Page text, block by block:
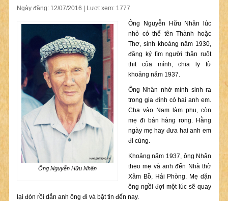
Ngày đăng: 12/07/2016 | Lượt xem: 1777
Ông Nguyễn Hữu Nhân
Ông Nguyễn Hữu Nhân lúc
nhỏ có thể tên Thành hoặc
Thơ, sinh khoảng năm 1930,
đăng ký tìm người thân ruột
thịt của mình, chia ly từ
khoảng năm 1937.
Ông Nhân nhớ mình sinh ra
trong gia đình có hai anh em.
Cha vào Nam làm phu, còn
mẹ đi bán hàng rong. Hằng
ngày mẹ hay đưa hai anh em
đi cùng.
Khoảng năm 1937, ông Nhân
theo mẹ và anh đến Nhà thờ
Xâm Bồ, Hải Phòng. Mẹ dặn
ông ngồi đợi một lúc sẽ quay
lại đón rồi dẫn anh ông đi và bặt tin đến nay.